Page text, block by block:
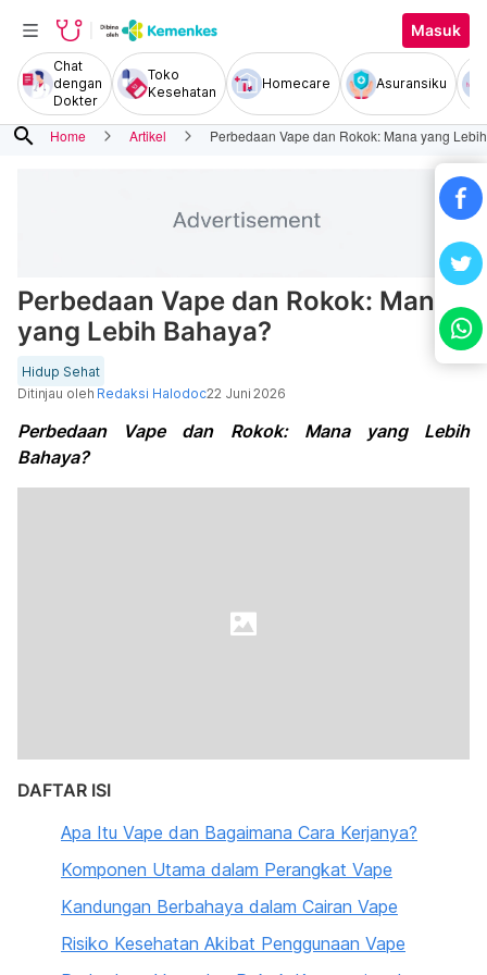
Masuk
Chat
dengan
Dokter
Toko
Kesehatan
Homecare Asuransiku
search Home Artikel Perbedaan Vape dan Rokok: Mana yang
Perbedaan Vape dan Rokok: Mana
yang Lebih Bahaya?
Hidup Sehat
Ditinjau oleh Redaksi Halodoc22 Juni 2026
Perbedaan Vape dan Rokok: Mana yang Lebih
Bahaya?
DAFTAR ISI
Apa Itu Vape dan Bagaimana Cara Kerjanya?
Komponen Utama dalam Perangkat Vape
Kandungan Berbahaya dalam Cairan Vape
Risiko Kesehatan Akibat Penggunaan Vape